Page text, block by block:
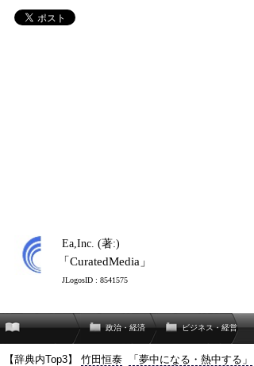
Ea,Inc. (著:)
「CuratedMedia」
JLogosID : 8541575
政治・経済 ビジネス・経営
【辞典内Top3】 竹田恒泰
「夢中になる・熱中する」